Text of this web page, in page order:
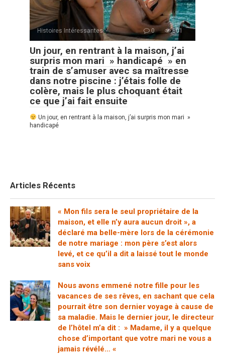
Histoires Intéressantes 0 801
Un jour, en rentrant à la maison, j’ai
surpris mon mari » handicapé » en
train de s’amuser avec sa maîtresse
dans notre piscine : j’étais folle de
colère, mais le plus choquant était
ce que j’ai fait ensuite
Un jour, en rentrant à la maison, j’ai surpris mon mari »
handicapé
Articles Récents
« Mon fils sera le seul propriétaire de la
maison, et elle n’y aura aucun droit », a
déclaré ma belle-mère lors de la cérémonie
de notre mariage : mon père s’est alors
levé, et ce qu’il a dit a laissé tout le monde
sans voix
Nous avons emmené notre fille pour les
vacances de ses rêves, en sachant que cela
pourrait être son dernier voyage à cause de
sa maladie. Mais le dernier jour, le directeur
de l’hôtel m’a dit : » Madame, il y a quelque
chose d’important que votre mari ne vous a
jamais révélé… «